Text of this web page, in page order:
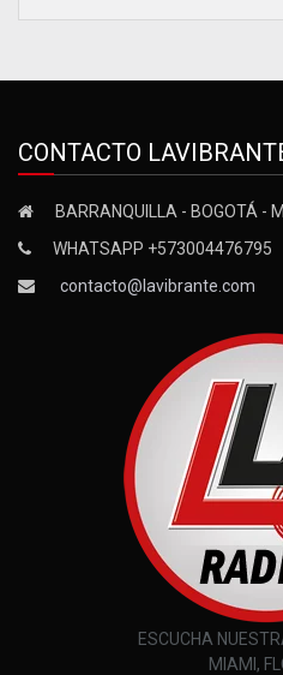
CONTACTO
BARRANQUILLA - BOGOTÁ -
WHATSAPP +573004476795
contacto@lavibrante.com
ESCUCHA
MIAMI,